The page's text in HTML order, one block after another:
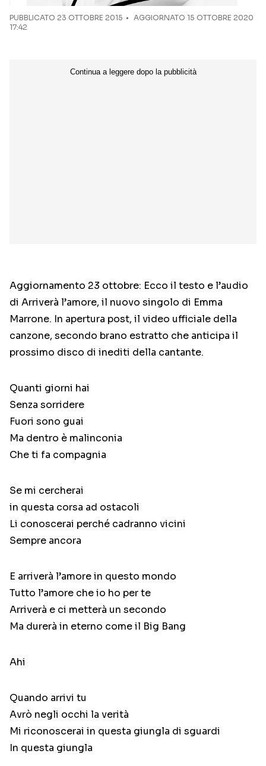
PUBBLICATO 23 OTTOBRE 2015
AGGIORNATO 15 OTTOBRE 2020
17:42
Aggiornamento 23 ottobre: Ecco il testo e l’audio
di Arriverà l’amore, il nuovo singolo di Emma
Marrone. In apertura post, il video ufficiale della
canzone, secondo brano estratto che anticipa il
prossimo disco di inediti della cantante.
Quanti giorni hai
Senza sorridere
Fuori sono guai
Ma dentro è malinconia
Che ti fa compagnia
Se mi cercherai
in questa corsa ad ostacoli
Li conoscerai perché cadranno vicini
Sempre ancora
E arriverà l’amore in questo mondo
Tutto l’amore che io ho per te
Arriverà e ci metterà un secondo
Ma durerà in eterno come il Big Bang
Ahi
Quando arrivi tu
Avrò negli occhi la verità
Mi riconoscerai in questa giungla di sguardi
In questa giungla